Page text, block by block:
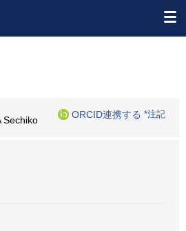
Sechiko
ORCID連携する *注記